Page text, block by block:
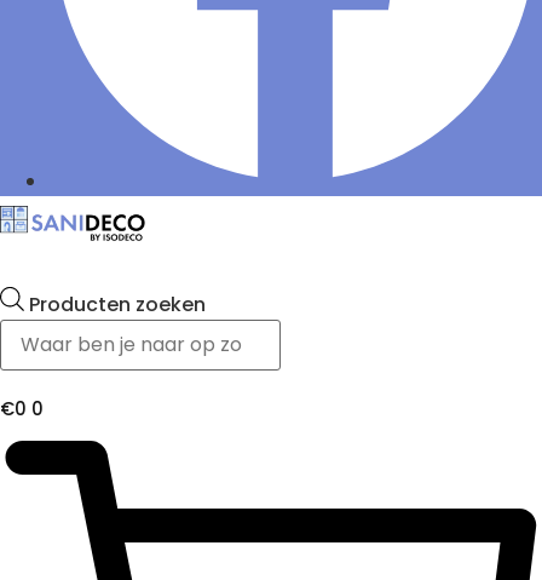
Producten zoeken
€0 0